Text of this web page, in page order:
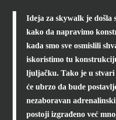
Ideja za skywalk je došla
kako da napravimo
kada smo sve osmislili
iskoristimo tu
ljuljačku. Tako je u stvari
će ubrzo da bude
nezaboravan
postoji izgrađeno već